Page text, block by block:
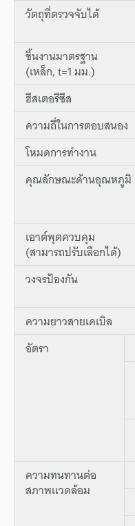
วัตถุที่ตรวจจับได้
ชิ้นงานมาตรฐาน
(เหล็ก, t=1 มม.)
ฮีสเตอรีซีส
ความถี่ในการตอบสนอง
โหมดการทำงาน
คุณลักษณะด้านอุณหภูมิ
เอาต์พุตควบคุม
(สามารถปรับเลือกได้)
วงจรป้องกัน
ความยาวสายเคเบิล
อัตรา
ความทนทานต่อ
สภาพแวดล้อม